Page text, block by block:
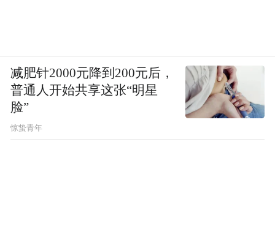
减肥针2000元降到200元后，
普通人开始共享这张“明星
脸”
惊蛰青年